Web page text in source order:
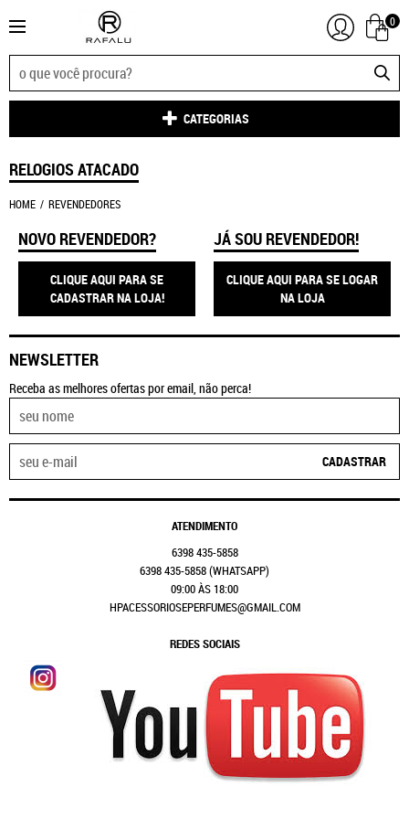
0
CATEGORIAS
RELOGIOS ATACADO
HOME REVENDEDORES
NOVO REVENDEDOR?
CLIQUE AQUI PARA SE
CADASTRAR NA LOJA!
JÁ SOU REVENDEDOR!
CLIQUE AQUI PARA SE LOGAR
NA LOJA
NEWSLETTER
Receba as melhores ofertas por email, não perca!
CADASTRAR
ATENDIMENTO
6398435-5858
6398435-5858(WHATSAPP)
09:00 ÀS 18:00
HPACESSORIOSEPERFUMES@GMAIL.COM
REDES SOCIAIS